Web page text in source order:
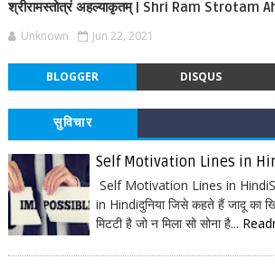
श्रीरामस्तोत्रं अहल्याकृतम् | Shri Ram Strotam
Unknown Jun 22, 2021
BLOGGER DISQUS
सुविचार
Self Motivation Lines in
Self Motivation Lines in
in Hindiदुनिया जिसे कहते हैं जादू का
मिटटी है जो न मिला सो सोना है...